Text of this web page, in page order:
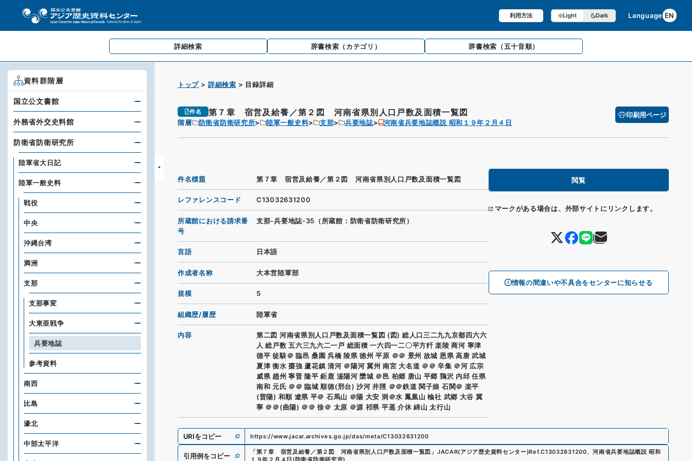
利用方法 Light Dark Language EN
詳細検索 辞書検索 （カテゴリ） 辞書検索 （五十音順）
トップ 詳細検索 目録詳細
件名 第７章 宿営及給養／第２図 河南省県別人口戸数及面積一覧図
階層 防衛省防衛研究所 陸軍一般史料 支那 兵要地誌 河南省兵要地誌概説 昭和１９年２月４日
印刷用ページ
閲覧
マークがある場合は、外部サイトにリンクします。
情報の間違いや不具合をセンターに知らせる
件名標題 第７章 宿営及給養／第２図 河南省県別人口戸数及面積一覧図
レファレンスコード C13032631200
所蔵館における請求番
号
支那-兵要地誌-35（所蔵館：防衛省防衛研究所）
言語 日本語
作成者名称 大本営陸軍部
規模 5
組織歴/履歴 陸軍省
内容
第二図 河南省県別人口戸数及面積一覧図 (図) 総人口三二九九京都四六六
人 総戸数 五六三九六二一戸 総面積 一六四一二〇平方粁 楽陵 商河 寧津
徳平 徒駭＠ 臨邑 桑園 呉橋 陵県 徳州 平原 ＠＠ 景州 故城 恩県 高唐 武城
夏津 衡水 棗強 蘆花鎮 清河 ＠陽河 冀州 南宮 大名道 ＠＠ 辛集 ＠河 広宗
威県 趙州 寧晋 隆平 鉅鹿 滏陽河 欒城 ＠邑 柏郷 唐山 平郷 鶏沢 内邱 任県
南和 元氏 ＠＠ 臨城 順徳(邢台) 沙河 井陘 ＠＠鉄道 関子娘 石関＠ 楽平
(普陽) 和順 遼県 平＠ 石馬山 ＠陽 大安 洞＠水 鳳凰山 楡社 武郷 大谷 冀
寧 ＠＠(曲陽) ＠＠ 徐＠ 太原 ＠源 祁県 平遥 介休 綿山 太行山
URIをコピー https://www.jacar.archives.go.jp/das/meta/C13032631200
引用例をコピー 「第７章 宿営及給養／第２図 河南省県別人口戸数及面積一覧図 」 JACAR(アジア歴史資料センター)Ref.C13032631200、河南省兵要地誌概説 昭和
１９年２月４日 ( 防衛省防衛研究所)
資料群階層
国立公文書館
外務省外交史料館
防衛省防衛研究所
陸軍省大日記
陸軍一般史料
戦役
中央
沖縄台湾
満洲
支那
支那事変
大東亜戦争
兵要地誌
参考資料
南西
比島
濠北
中部太平洋